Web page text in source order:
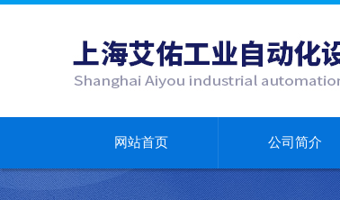
网站首页 公司简介